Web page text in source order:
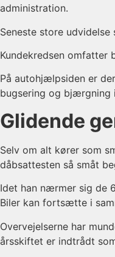
administration.
Seneste store
Kundekredsen
På autohjælpsiden er
bugsering og bjærgning
Glidende
Selv om alt kører som
dåbsattesten så småt
Idet han nærmer sig de
Biler kan fortsætte i
Overvejelserne har
årsskiftet er indtrådt